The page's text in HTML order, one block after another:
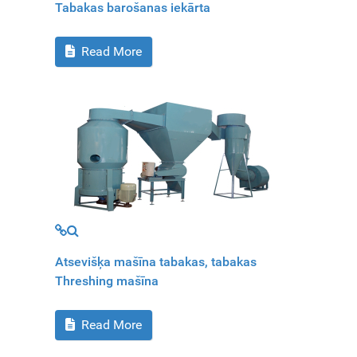
Tabakas barošanas iekārta
Read More
MOD_JTCS_VIEW_ARTICLE_LINK
Atsevišķa mašīna tabakas, tabakas
Threshing mašīna
Read More